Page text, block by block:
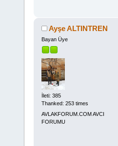
Ayşe ALTINTREN
Bayan Üye
İleti: 385
Thanked: 253 times
AVLAKFORUM.COM AVCI
FORUMU